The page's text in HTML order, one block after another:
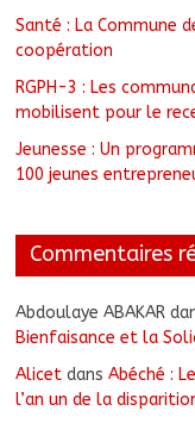
Santé : La Commune
coopération
RGPH-3 : Les
mobilisent pour le
Jeunesse : Un
100 jeunes
Commentaires
Abdoulaye ABAKAR
Bienfaisance et la
Alicet dansAbéché :
l’an un de la